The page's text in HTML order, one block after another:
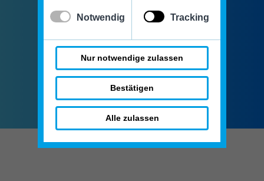
✓ Notwendig x Tracking
Nur notwendige zulassen
Bestätigen
Alle zulassen
+49 (0)221 / 924 24 220
Contact form